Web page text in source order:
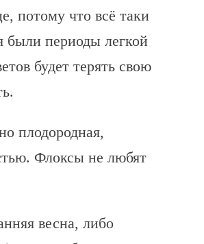
потому что всё таки
были периоды легкой
будет терять свою
плодородная,
Флоксы не любят
весна, либо